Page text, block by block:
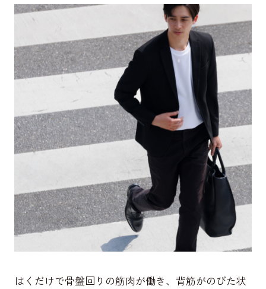
はくだけで骨盤回りの筋肉が働き、背筋がのびた状